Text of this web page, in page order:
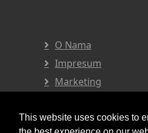
This website uses cookies to
O Nama
Impresum
Marketing